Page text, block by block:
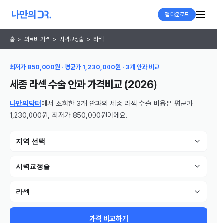
앱 다운로드
홈 > 의료비 가격 > 시력교정술 > 라섹
최저가 850,000원 · 평균가 1,230,000원 · 3개 안과 비교
세종 라섹 수술 안과가격비교 (2026)
나만의닥터 에서 조회한 3개 안과의 세종 라섹 수술 비용은 평균가
1,230,000원, 최저가 850,000원이에요.
지역 선택
시력교정술
라섹
가격 비교하기